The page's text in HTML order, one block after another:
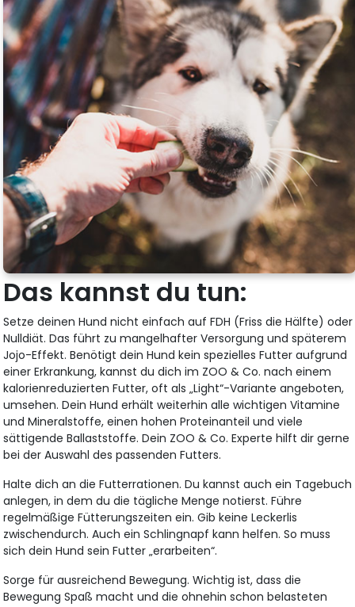
Das kannst du tun:
Setze deinen Hund nicht einfach auf FDH (Friss die Hälfte) oder
Nulldiät. Das führt zu mangelhafter Versorgung und späterem
Jojo-Effekt. Benötigt dein Hund kein spezielles Futter aufgrund
einer Erkrankung, kannst du dich im ZOO & Co. nach einem
kalorienreduzierten Futter, oft als „Light“-Variante angeboten,
umsehen. Dein Hund erhält weiterhin alle wichtigen Vitamine
und Mineralstoffe, einen hohen Proteinanteil und viele
sättigende Ballaststoffe. Dein ZOO & Co. Experte hilft dir gerne
bei der Auswahl des passenden Futters.
Halte dich an die Futterrationen. Du kannst auch ein Tagebuch
anlegen, in dem du die tägliche Menge notierst. Führe
regelmäßige Fütterungszeiten ein. Gib keine Leckerlis
zwischendurch. Auch ein Schlingnapf kann helfen. So muss
sich dein Hund sein Futter „erarbeiten“.
Sorge für ausreichend Bewegung. Wichtig ist, dass die
Bewegung Spaß macht und die ohnehin schon belasteten